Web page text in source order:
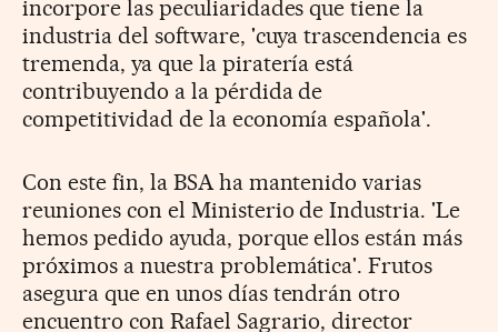
incorpore las peculiaridades que tiene la
industria del software, 'cuya trascendencia es
tremenda, ya que la piratería está
contribuyendo a la pérdida de
competitividad de la economía española'.
Con este fin, la BSA ha mantenido varias
reuniones con el Ministerio de Industria. 'Le
hemos pedido ayuda, porque ellos están más
próximos a nuestra problemática'. Frutos
asegura que en unos días tendrán otro
encuentro con Rafael Sagrario, director